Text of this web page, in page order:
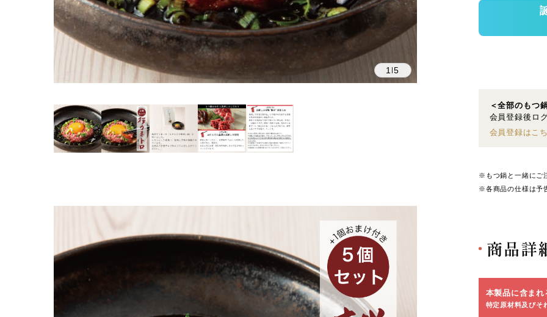
1 5
＜全部のもつ
会員登録後ロ
会員登録はこ
※もつ鍋と一緒にご
※各商品の仕様は予
商品詳
本製品に含ま
特定原材料及びそ